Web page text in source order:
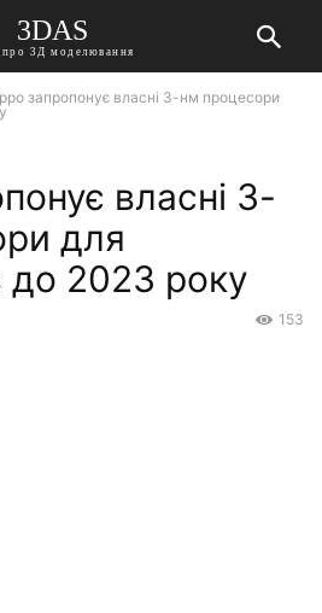
3DAS
про 3Д моделювання
запропонує власні 3-нм процесори
власні 3-
для
до 2023 року
153